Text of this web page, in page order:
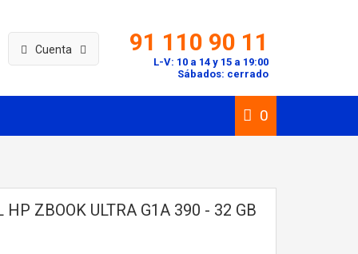
Cuenta 91 110 90 11
L-V: 10 a 14 y 15 a 19:00
Sábados: cerrado
0
HP ZBOOK ULTRA G1A 390 - 32 GB